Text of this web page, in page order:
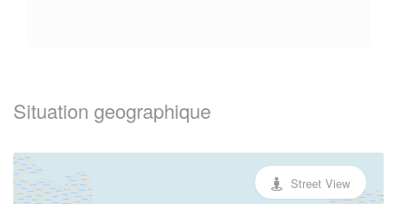
Situation geographique
Street View